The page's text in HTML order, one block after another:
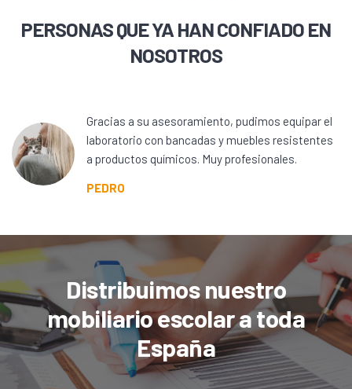
PERSONAS QUE YA HAN CONFIADO EN
NOSOTROS
Gracias a su asesoramiento, pudimos equipar el
laboratorio con bancadas y muebles resistentes
a productos químicos. Muy profesionales.
PEDRO
Distribuimos nuestro
mobiliario escolar a toda
España